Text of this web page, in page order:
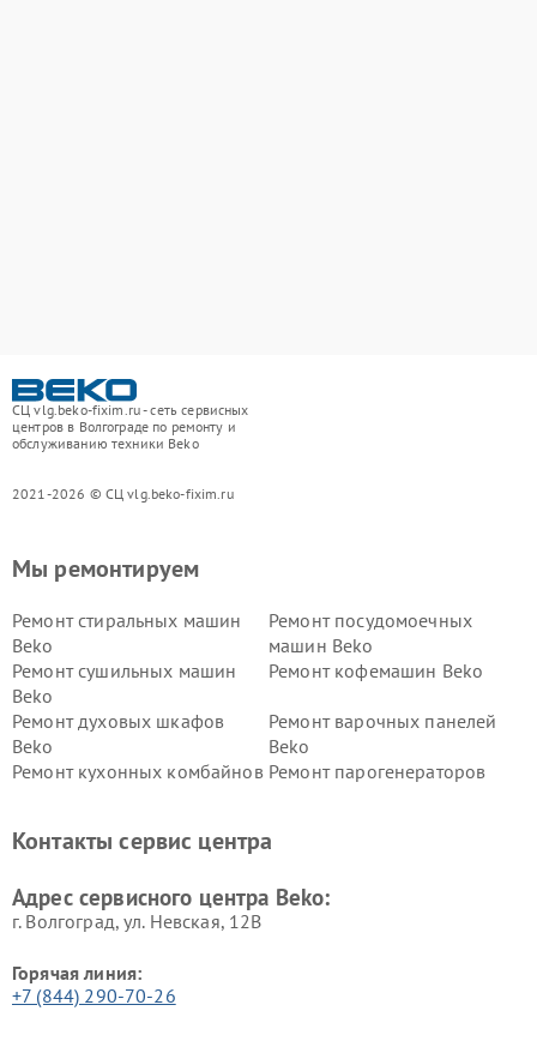
СЦ vlg.beko-fixim.ru - сеть сервисных
центров в Волгограде по ремонту и
обслуживанию техники Beko
2021-2026 © СЦ vlg.beko-fixim.ru
Мы ремонтируем
Ремонт стиральных машин
Beko
Ремонт посудомоечных
машин Beko
Ремонт сушильных машин
Beko
Ремонт кофемашин Beko
Ремонт духовых шкафов
Beko
Ремонт варочных панелей
Beko
Ремонт кухонных комбайнов Ремонт парогенераторов
Ремонт холодильников Beko Ремонт морозильных камер
Контакты сервис центра
Адрес сервисного центра Beko:
г. Волгоград, ул. Невская, 12В
Горячая линия:
+7 (844) 290-70-26